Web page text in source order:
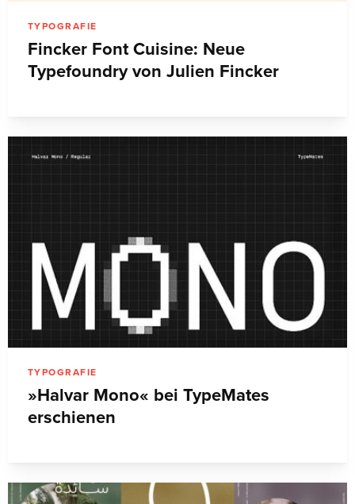
TYPOGRAFIE
Fincker Font Cuisine: Neue
Typefoundry von Julien Fincker
TYPOGRAFIE
»Halvar Mono« bei TypeMates
erschienen